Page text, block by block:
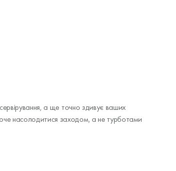
сервірування, а ще точно здивує ваших
насолодитися заходом, а не турботами